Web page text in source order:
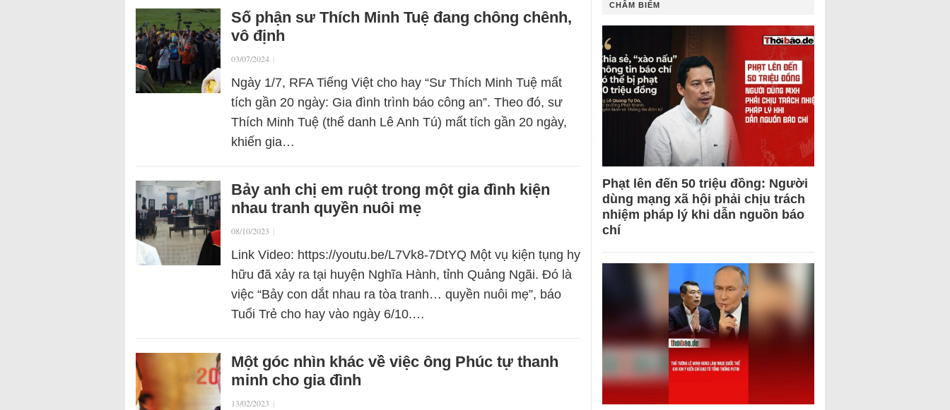
Số phận sư Thích Minh Tuệ đang chông chênh,
vô định
03/07/2024 |
Ngày 1/7, RFA Tiếng Việt cho hay “Sư Thích Minh Tuệ mất
tích gần 20 ngày: Gia đình trình báo công an”. Theo đó, sư
Thích Minh Tuệ (thế danh Lê Anh Tú) mất tích gần 20 ngày,
khiến gia…
Bảy anh chị em ruột trong một gia đình kiện
nhau tranh quyền nuôi mẹ
08/10/2023 |
Link Video: https://youtu.be/L7Vk8-7DtYQ Một vụ kiện tụng hy
hữu đã xảy ra tại huyện Nghĩa Hành, tỉnh Quảng Ngãi. Đó là
việc “Bảy con dắt nhau ra tòa tranh… quyền nuôi mẹ”, báo
Tuổi Trẻ cho hay vào ngày 6/10.…
Một góc nhìn khác về việc ông Phúc tự thanh
minh cho gia đình
13/02/2023 |
CHÂM BIẾM
Phạt lên đến 50 triệu đồng: Người
dùng mạng xã hội phải chịu trách
nhiệm pháp lý khi dẫn nguồn báo
chí